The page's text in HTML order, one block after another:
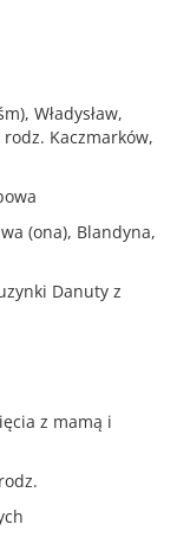
Władysław,
Kaczmarków,
(ona), Blandyna,
Danuty z
z mamą i